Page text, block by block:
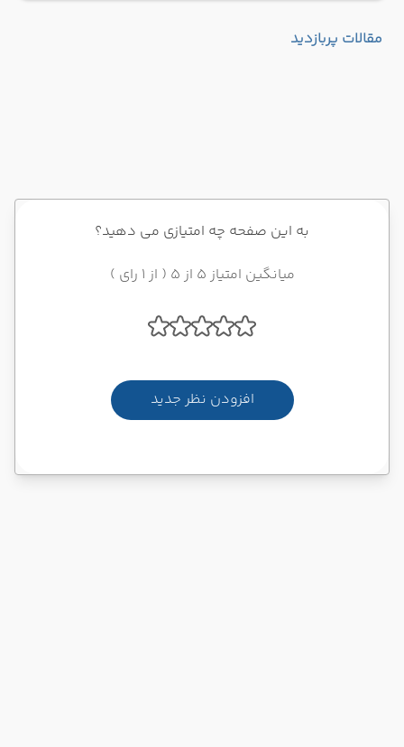
مقالات پربازدید
به این صفحه چه امتیازی می دهید؟
میانگین امتیاز 5 از 5 ( از 1 رای )
افزودن نظر جدید